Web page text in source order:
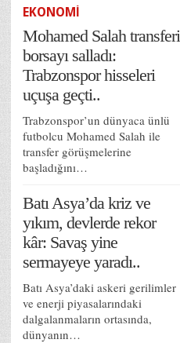
EKONOMİ
Mohamed Salah transferi
borsayı salladı:
Trabzonspor hisseleri
uçuşa geçti..
Trabzonspor’un dünyaca ünlü
futbolcu Mohamed Salah ile
transfer görüşmelerine
başladığını…
Batı Asya’da kriz ve
yıkım, devlerde rekor
kâr: Savaş yine
sermayeye yaradı..
Batı Asya’daki askeri gerilimler
ve enerji piyasalarındaki
dalgalanmaların ortasında,
dünyanın…